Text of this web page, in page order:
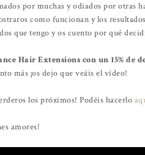
por muchas y odiados por otras
como funcionan y los
que tengo y os cuento por qué
Hair Extensions con un 15% de
más ¡os dejo que veáis el vídeo!
los próximos! Podéis hacerlo
amores!